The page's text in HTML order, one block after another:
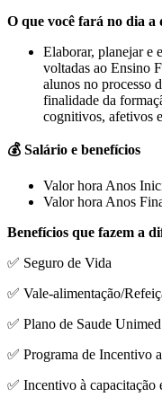
O que você fará no dia a
Elaborar, planejar e
voltadas ao Ensino
alunos no processo
finalidade da
cognitivos, afetivos
💰 Salário e benefícios
Valor hora Anos
Valor hora Anos
Benefícios que fazem a
✅ Seguro de Vida
✅ Vale-alimentação/
✅ Plano de Saude Unimed
✅ Programa de Incentivo
✅ Incentivo à capacitação